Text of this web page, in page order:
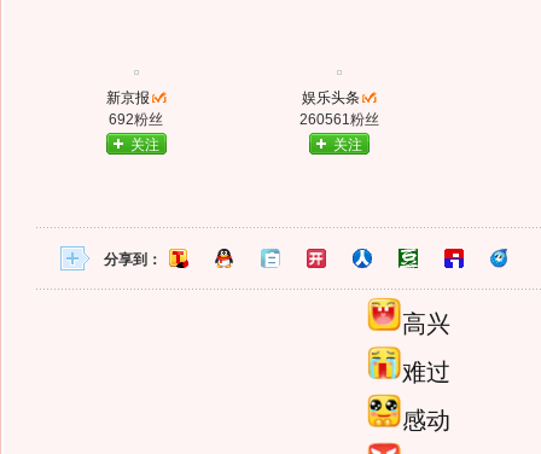
新京报
692粉丝
关注
娱乐头条
260561粉丝
关注
分享到：
高兴
难过
感动